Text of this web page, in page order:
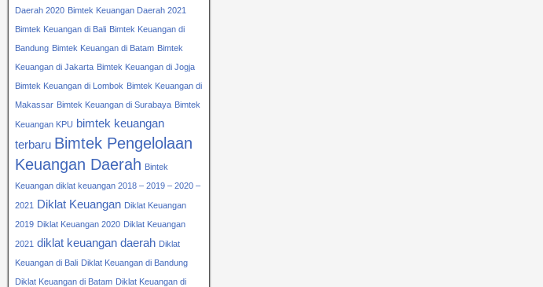
Daerah 2020 Bimtek Keuangan Daerah 2021
Bimtek Keuangan di Bali Bimtek Keuangan di
Bandung Bimtek Keuangan di Batam Bimtek
Keuangan di Jakarta Bimtek Keuangan di Jogja
Bimtek Keuangan di Lombok Bimtek Keuangan di
Makassar Bimtek Keuangan di Surabaya Bimtek
Keuangan KPU bimtek keuangan
terbaru Bimtek Pengelolaan
Keuangan Daerah Bintek
Keuangan diklat keuangan 2018 – 2019 – 2020 –
2021 Diklat Keuangan Diklat Keuangan
2019 Diklat Keuangan 2020 Diklat Keuangan
2021 diklat keuangan daerah Diklat
Keuangan di Bali Diklat Keuangan di Bandung
Diklat Keuangan di Batam Diklat Keuangan di